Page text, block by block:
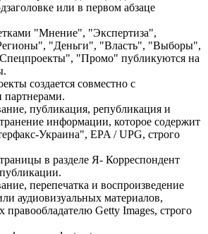
или в первом абзаце
"Мнение", "Экспертиза",
"Деньги", "Власть", "Выборы",
"Промо" публикуются на
создается совместно с
партнерами.
публикация, републикация и
информации, которое содержит
Украина", EPA / UPG, строго
в разделе Я- Корреспондент
перепечатка и воспроизведение
аудиовизуальных материалов,
Getty Images, строго